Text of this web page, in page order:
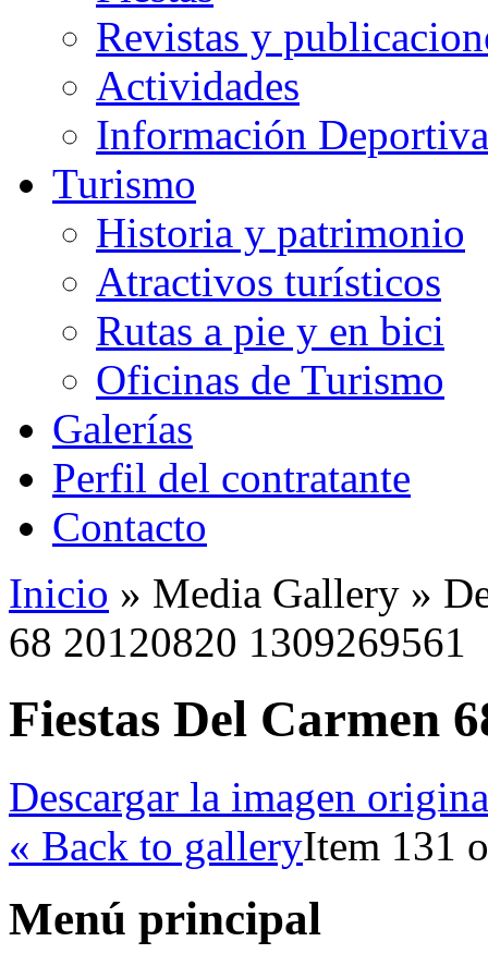
Revistas y
Actividades
Información Deportiva
Turismo
Historia y patrimonio
Atractivos turísticos
Rutas a pie y en bici
Oficinas de Turismo
Galerías
Perfil del contratante
Contacto
Inicio » Media Gallery »
68 20120820 1309269561
Fiestas Del Carmen
Descargar la imagen
« Back to galleryItem 131
Menú principal